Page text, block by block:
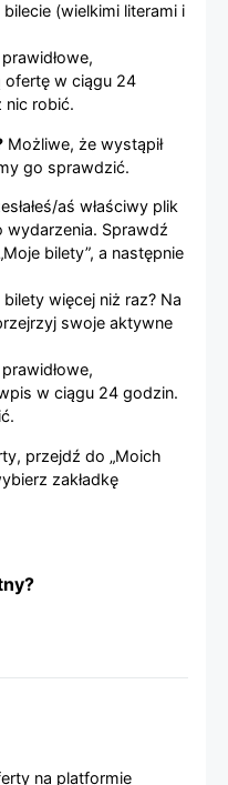
(wielkimi literami i
ofertę w ciągu 24
nic robić.
Możliwe, że wystąpił
go sprawdzić.
aś właściwy plik
wydarzenia. Sprawdź
bilety”, a następnie
więcej niż raz? Na
swoje aktywne
w ciągu 24 godzin.
przejdź do „Moich
zakładkę
na platformie